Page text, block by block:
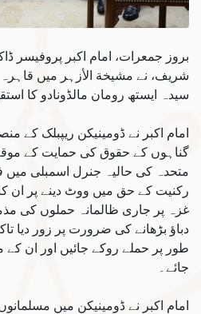
بروز جمعرات، امام اکبر پروفیسر
شریف، نے مشیخة الأزہر میں
سیدہ ایستھ رومان مالڈونادو کا
امام اکبر نے ڈومینیکن ریپبلک کے
گناہوں کے حقوق کی حمایت کے
متحدہ کی حالیہ جنرل اسمبلی
رکنیت کے حق میں ووٹ دینے پر ان کا
غزہ پر جاری ظالمانہ حملوں کی
دباؤ بڑھانے کی ضرورت پر زور دیا
طور پر حملے روکے جائیں اور ان کے
جائے۔
امام اکبر نے ڈومینیکن میں